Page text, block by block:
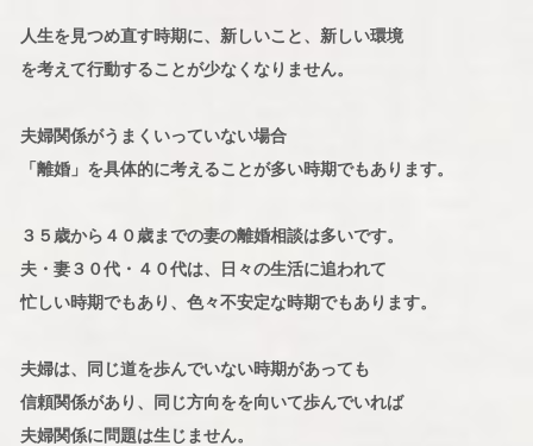
人生を見つめ直す時期に、新しいこと、新しい環境
を考えて行動することが少なくなりません。
夫婦関係がうまくいっていない場合
「離婚」を具体的に考えることが多い時期でもあります。
３５歳から４０歳までの妻の離婚相談は多いです。
夫・妻３０代・４０代は、日々の生活に追われて
忙しい時期でもあり、色々不安定な時期でもあります。
夫婦は、同じ道を歩んでいない時期があっても
信頼関係があり、同じ方向をを向いて歩んでいれば
夫婦関係に問題は生じません。